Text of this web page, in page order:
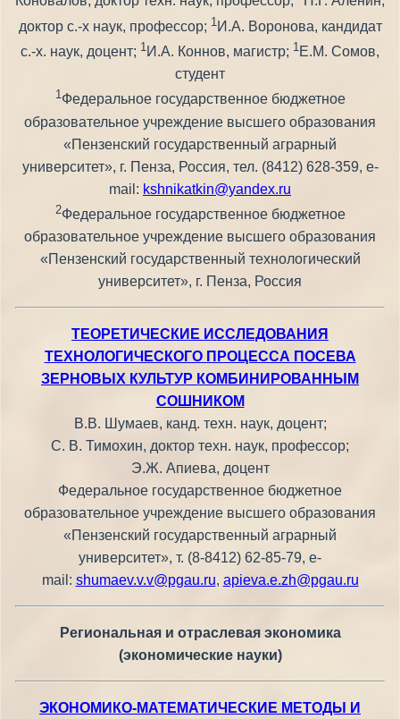
доктор с.-х наук, профессор; 1И.А. Воронова, кандидат
с.-х. наук, доцент; 1И.А. Коннов, магистр; 1Е.М. Сомов,
студент
1Федеральное государственное бюджетное
образовательное учреждение высшего образования
«Пензенский государственный аграрный
университет», г. Пенза, Россия, тел. (8412) 628-359, e-
mail: kshnikatkin@yandex.ru
2Федеральное государственное бюджетное
образовательное учреждение высшего образования
«Пензенский государственный технологический
университет», г. Пенза, Россия
ТЕОРЕТИЧЕСКИЕ ИССЛЕДОВАНИЯ
ТЕХНОЛОГИЧЕСКОГО ПРОЦЕССА ПОСЕВА
ЗЕРНОВЫХ КУЛЬТУР КОМБИНИРОВАННЫМ
СОШНИКОМ
В.В. Шумаев, канд. техн. наук, доцент;
С. В. Тимохин, доктор техн. наук, профессор;
Э.Ж. Апиева, доцент
Федеральное государственное бюджетное
образовательное учреждение высшего образования
«Пензенский государственный аграрный
университет», т. (8-8412) 62-85-79, e-
mail: shumaev.v.v@pgau.ru, apieva.e.zh@pgau.ru
Региональная и отраслевая экономика
(экономические науки)
ЭКОНОМИКО-МАТЕМАТИЧЕСКИЕ МЕТОДЫ И